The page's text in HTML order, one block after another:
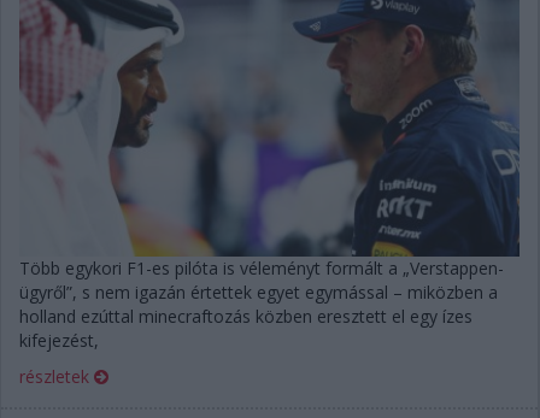
Több egykori F1-es pilóta is véleményt formált a „Verstappen-
ügyről”, s nem igazán értettek egyet egymással – miközben a
holland ezúttal minecraftozás közben eresztett el egy ízes
kifejezést,
részletek